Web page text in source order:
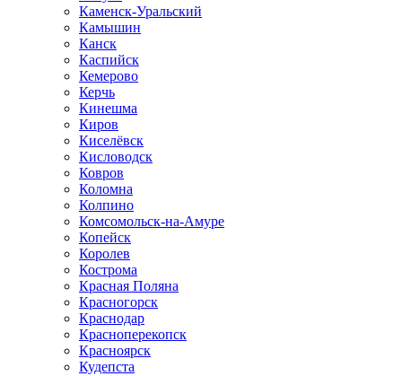
Каменск-Уральский
Камышин
Канск
Каспийск
Кемерово
Керчь
Кинешма
Киров
Киселёвск
Кисловодск
Ковров
Коломна
Колпино
Комсомольск-на-Амуре
Копейск
Королев
Кострома
Красная Поляна
Красногорск
Краснодар
Красноперекопск
Красноярск
Кудепста